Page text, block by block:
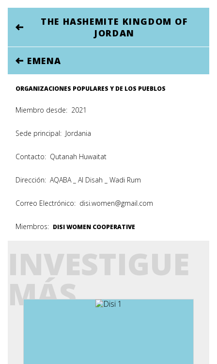
THE HASHEMITE KINGDOM OF
JORDAN
EMENA
ORGANIZACIONES POPULARES Y DE LOS PUEBLOS
Miembro desde: 2021
Sede principal: Jordania
Contacto: Qutanah Huwaitat
Dirección: AQABA _ Al Disah _ Wadi Rum
Correo Electrónico: disi.women@gmail.com
Miembros: DISI WOMEN COOPERATIVE
INVESTIGUE
MÁS